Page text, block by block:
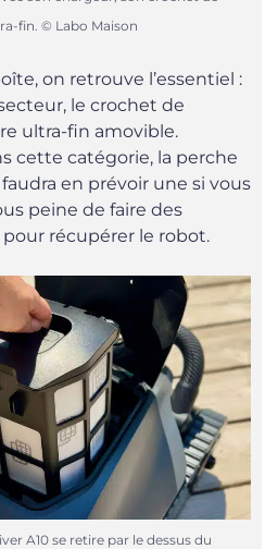
fin. © Labo Maison
on retrouve l’essentiel :
le crochet de
ultra-fin amovible.
cette catégorie, la perche
en prévoir une si vous
peine de faire des
récupérer le robot.
A10 se retire par le dessus du